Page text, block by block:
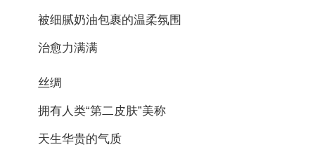
被细腻奶油包裹的温柔氛围
治愈力满满
丝绸
拥有人类“第二皮肤”美称
天生华贵的气质